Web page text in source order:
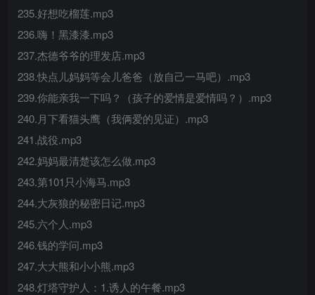
235.好想吃榴莲.mp3
236.嗨！黑漆漆.mp3
237.杰德爷爷的理发店.mp3
238.快点儿妈妈等会儿爸爸（放自己一马吧）.mp3
239.你能亲我一下吗？（孩子的爱情是爱情吗？）.mp3
240.月下看猫头鹰（我俩爱的见证）.mp3
241.战役.mp3
242.妈妈最清楚该怎么做.mp3
243.第101只小海马.mp3
244.大灰狼的秘密日记.mp3
245.六个人.mp3
246.钱的学问.mp3
247.大大熊和小小熊.mp3
248.灯塔守护人：1.诱人的午餐.mp3